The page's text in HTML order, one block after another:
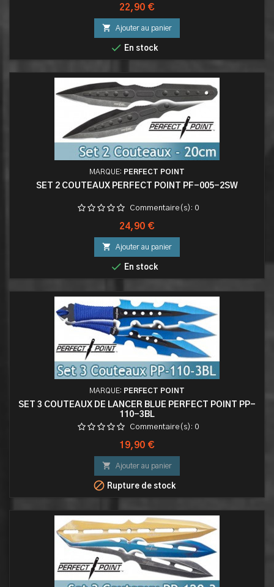
Prix
22,90 €
 Ajouter au panier
 En stock
MARQUE: PERFECT POINT
SET 2 COUTEAUX PERFECT POINT PF-005-2SW
Commentaire(s): 0
Prix
24,90 €
 Ajouter au panier
 En stock
MARQUE: PERFECT POINT
SET 3 COUTEAUX DE LANCER BLUE PERFECT POINT PP-
110-3BL
Commentaire(s): 0
Prix
19,90 €
 Ajouter au panier
 Rupture de stock